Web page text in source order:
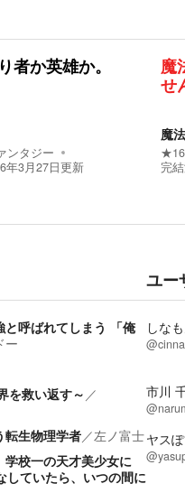
者か英雄か。
ンタジー
年3月27日更新
魔
せ
魔
★
完
と呼ばれてしまう 「俺
ー
を救い返す～ ／
生物理学者／左ノ富士
校一の天才美少女に
していたら、いつの間に
ユー
しな
市川
ヤス